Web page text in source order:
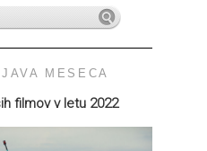
MESECA
filmov v letu 2022